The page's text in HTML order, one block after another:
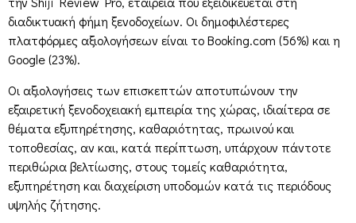
διαδικτυακή φήμη ξενοδοχείων. Οι δημοφιλέστερες
πλατφόρμες αξιολογήσεων είναι το Booking.com (56%) και η
Google (23%).
Οι αξιολογήσεις των επισκεπτών αποτυπώνουν την
εξαιρετική ξενοδοχειακή εμπειρία της χώρας, ιδιαίτερα σε
θέματα εξυπηρέτησης, καθαριότητας, πρωινού και
τοποθεσίας, αν και, κατά περίπτωση, υπάρχουν πάντοτε
περιθώρια βελτίωσης, στους τομείς καθαριότητα,
εξυπηρέτηση και διαχείριση υποδομών κατά τις περιόδους
υψηλής ζήτησης.